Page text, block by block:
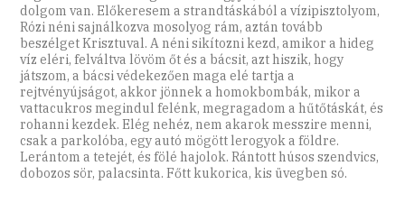
dolgom van. Előkeresem a strandtáskából a vízipisztolyom,
Rózi néni sajnálkozva mosolyog rám, aztán tovább
beszélget Krisztuval. A néni sikítozni kezd, amikor a hideg
víz eléri, felváltva lövöm őt és a bácsit, azt hiszik, hogy
játszom, a bácsi védekezően maga elé tartja a
rejtvényújságot, akkor jönnek a homokbombák, mikor a
vattacukros megindul felénk, megragadom a hűtőtáskát, és
rohanni kezdek. Elég nehéz, nem akarok messzire menni,
csak a parkolóba, egy autó mögött lerogyok a földre.
Lerántom a tetejét, és fölé hajolok. Rántott húsos szendvics,
dobozos sör, palacsinta. Főtt kukorica, kis üvegben só.